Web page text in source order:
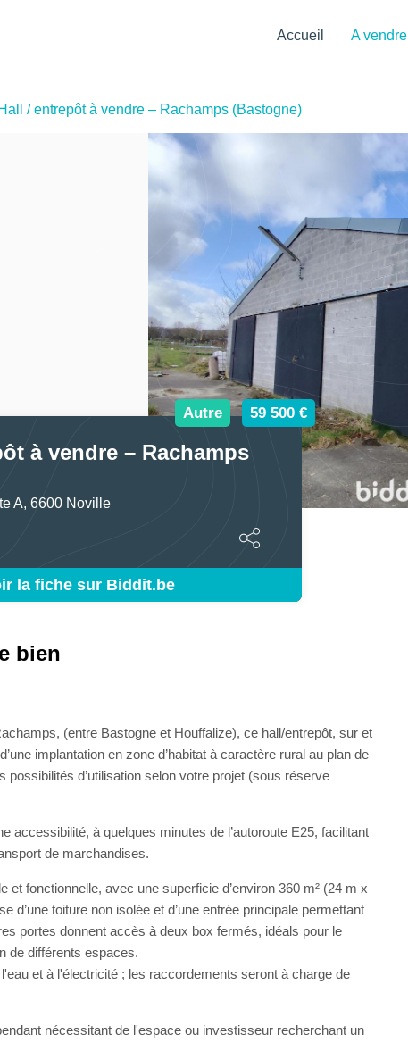
deAccueil A vendre
Hall / entrepôt à vendre – Rachamps (Bastogne)
Autre 59 500 €
à vendre – Rachamps
A, 6600 Noville
la fiche sur Biddit.be
bien
(entre Bastogne et Houffalize), ce hall/entrepôt, sur et
implantation en zone d’habitat à caractère rural au plan de
possibilités d’utilisation selon votre projet (sous réserve
accessibilité, à quelques minutes de l’autoroute E25, facilitant
de marchandises.
et fonctionnelle, avec une superficie d’environ 360 m² (24 m x
d’une toiture non isolée et d’une entrée principale permettant
portes donnent accès à deux box fermés, idéals pour le
de différents espaces.
et à l'électricité ; les raccordements seront à charge de
nécessitant de l'espace ou investisseur recherchant un